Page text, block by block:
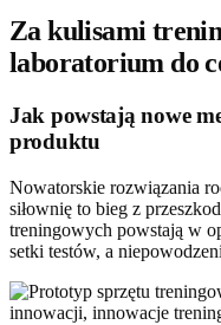
Za kulisami
laboratorium do
Jak powstają nowe
produktu
Nowatorskie rozwiązania
siłownię to bieg z
treningowych powstają w
setki testów, a